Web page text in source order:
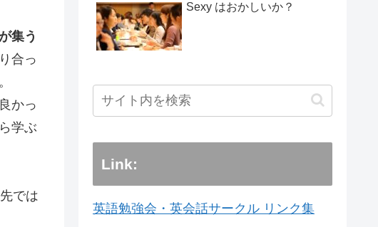
集う
合っ
かっ
学ぶ
では
Sexy はおかしいか？
Link:
英語勉強会・英会話サークル リンク集